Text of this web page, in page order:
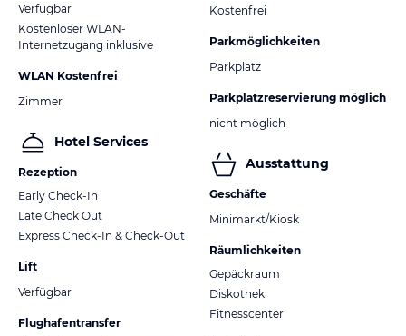
Verfügbar
Kostenloser WLAN-
Internetzugang inklusive
WLAN Kostenfrei
Zimmer
Hotel Services
Rezeption
Early Check-In
Late Check Out
Express Check-In & Check-Out
Lift
Verfügbar
Flughafentransfer
Kostenfrei
Parkmöglichkeiten
Parkplatz
Parkplatzreservierung möglich
nicht möglich
Ausstattung
Geschäfte
Minimarkt/Kiosk
Räumlichkeiten
Gepäckraum
Diskothek
Fitnesscenter